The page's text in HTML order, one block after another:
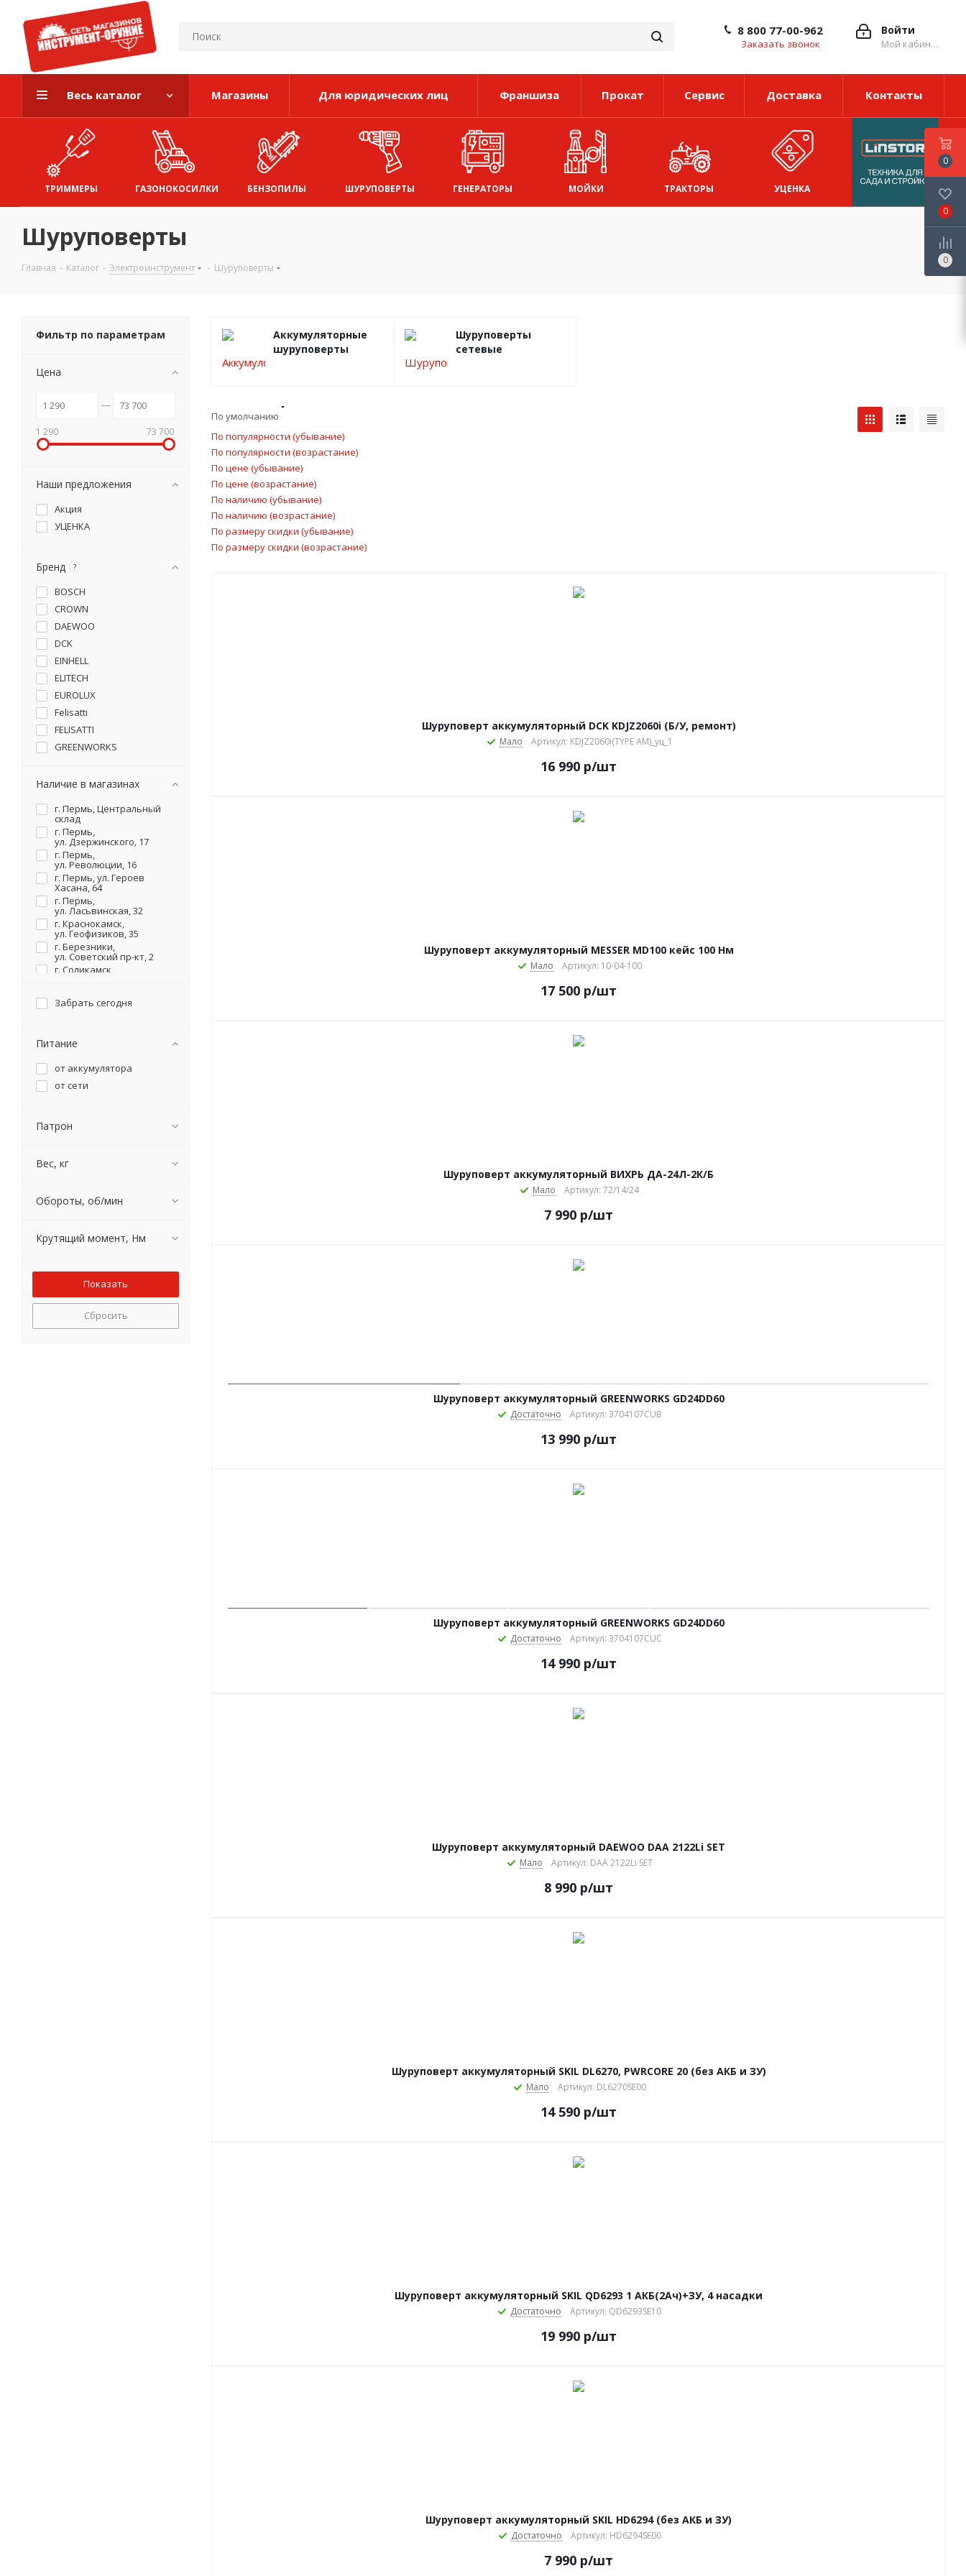
Войти
Мой кабинет
8 800 77-00-962
Заказать звонок
Весь каталог Магазины Для юридических лиц Франшиза Прокат Сервис Доставка Контакты
ТРИММЕРЫ ГАЗОНОКОСИЛКИ БЕНЗОПИЛЫ ШУРУПОВЕРТЫ ГЕНЕРАТОРЫ МОЙКИ ТРАКТОРЫ УЦЕНКА
Шуруповерты
Главная - Каталог - Электроинструмент - Шуруповерты
Аккумуляторные
шуруповерты
Шуруповерты
сетевые
По умолчанию
По популярности (убывание)
По популярности (возрастание)
По цене (убывание)
По цене (возрастание)
По наличию (убывание)
По наличию (возрастание)
По размеру скидки (убывание)
По размеру скидки (возрастание)
Шуруповерт аккумуляторный DCK KDJZ2060i (Б/У, ремонт)
Мало Артикул: KDJZ2060i(TYPE AM)_уц_1
16 990 р/шт
Шуруповерт аккумуляторный MESSER MD100 кейс 100 Нм
Мало Артикул: 10-04-100
17 500 р/шт
Шуруповерт аккумуляторный ВИХРЬ ДА-24Л-2К/Б
Мало Артикул: 72/14/24
7 990 р/шт
Шуруповерт аккумуляторный GREENWORKS GD24DD60
Достаточно Артикул: 3704107CUB
13 990 р/шт
Шуруповерт аккумуляторный GREENWORKS GD24DD60
Достаточно Артикул: 3704107CUC
14 990 р/шт
Шуруповерт аккумуляторный DAEWOO DAA 2122Li SET
Мало Артикул: DAA 2122Li SET
8 990 р/шт
Шуруповерт аккумуляторный SKIL DL6270, PWRCORE 20 (без АКБ и ЗУ)
Мало Артикул: DL6270SE00
14 590 р/шт
Шуруповерт аккумуляторный SKIL QD6293 1 АКБ(2Ач)+ЗУ, 4 насадки
Достаточно Артикул: QD6293SE10
19 990 р/шт
Шуруповерт аккумуляторный SKIL HD6294 (без АКБ и ЗУ)
Достаточно Артикул: HD6294SE00
7 990 р/шт
Фильтр по параметрам
Цена
1 290 73 700
Наши предложения
Акция
УЦЕНКА
Бренд ?
BOSCH
CROWN
DAEWOO
DCK
EINHELL
ELITECH
EUROLUX
Felisatti
FELISATTI
GREENWORKS
HiKOKI
MAKITA
MESSER
METABO
MILWAUKEE
P.I.T.
PATRIOT
SKIL
Stinko
STURM
THORVIK
БЕЛМАШ
ЗУБР
КАЛИБР
ПАРМА
СОЮЗ
Наличие в магазинах
г. Пермь, Центральный
склад
г. Пермь,
ул. Дзержинского, 17
г. Пермь,
ул. Революции, 16
г. Пермь, ул. Героев
Хасана, 64
г. Пермь,
ул. Ласьвинская, 32
г. Краснокамск,
ул. Геофизиков, 35
г. Березники,
ул. Советский пр-кт, 2
г. Соликамск,
Забрать сегодня
Питание
от аккумулятора
от сети
Патрон
Вес, кг
Обороты, об/мин
Крутящий момент, Нм
Сбросить
0
0
0